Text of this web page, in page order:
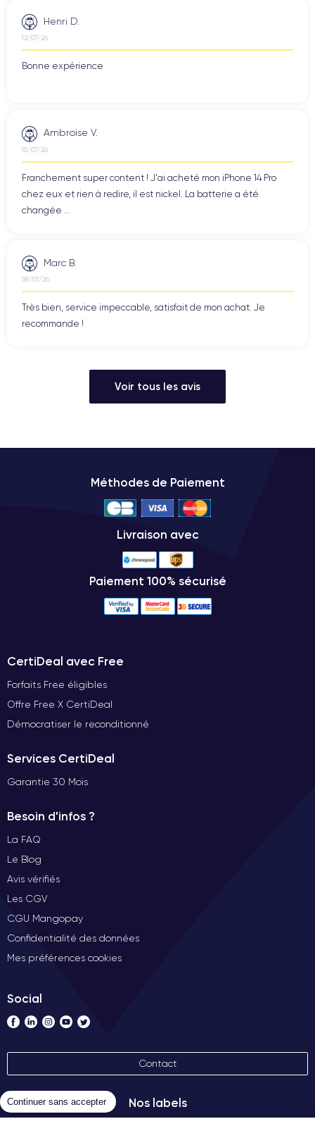
Continuer sans accepter
Henri D.
12/07/26
Bonne expérience
Ambroise V.
10/07/26
Franchement super content ! J'ai acheté mon iPhone 14 Pro
chez eux et rien à redire, il est nickel. La batterie a été
changée ...
Marc B.
09/07/26
Très bien, service impeccable, satisfait de mon achat. Je
recommande !
Voir tous les avis
Méthodes de Paiement
Livraison avec
Paiement 100% sécurisé
CertiDeal avec Free
Forfaits Free éligibles
Offre Free X CertiDeal
Démocratiser le reconditionné
Services CertiDeal
Garantie 30 Mois
Besoin d'infos ?
La FAQ
Le Blog
Avis vérifiés
Les CGV
CGU Mangopay
Confidentialité des données
Mes préférences cookies
Social
Contact
Nos labels